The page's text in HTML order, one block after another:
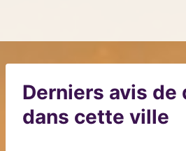
Derniers avis de
dans cette ville